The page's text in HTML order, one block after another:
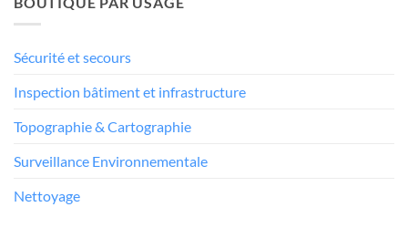
Sécurité et secours
Inspection bâtiment et infrastructure
Topographie & Cartographie
Surveillance Environnementale
Nettoyage